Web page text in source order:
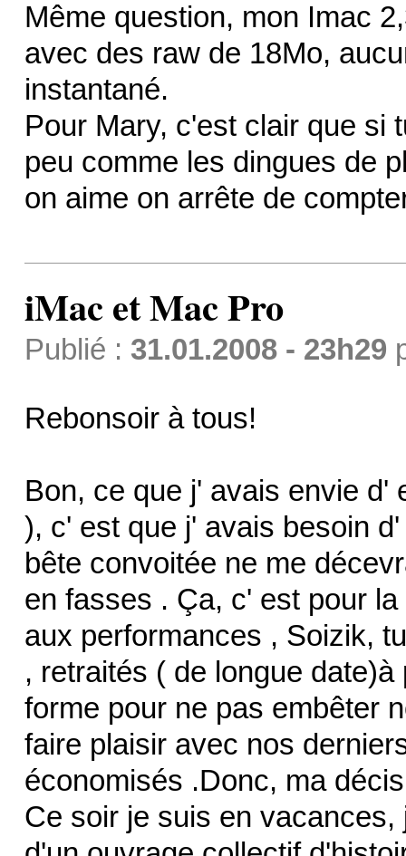
Même question, mon Imac
avec des raw de 18Mo,
instantané.
Pour Mary, c'est clair que si
peu comme les dingues de
on aime on arrête de
iMac et Mac Pro
Publié : 31.01.2008 - 23h29
Rebonsoir à tous!
Bon, ce que j' avais envie d'
), c' est que j' avais besoin
bête convoitée ne me
en fasses . Ça, c' est pour
aux performances , Soizik,
, retraités ( de longue
forme pour ne pas embêter
faire plaisir avec nos
économisés .Donc, ma
Ce soir je suis en